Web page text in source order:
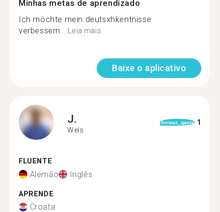
Minhas metas de aprendizado
Ich möchte mein deutsxhkentnisse
verbessern...Leia mais
Baixe o aplicativo
J.
Wels
format_quote 1
FLUENTE
Alemão Inglês
APRENDE
Croata